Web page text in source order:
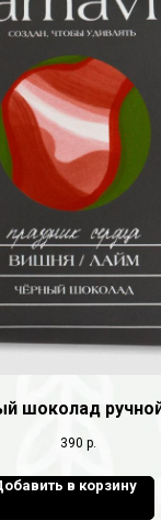
шоколад
390 р.
в корзину